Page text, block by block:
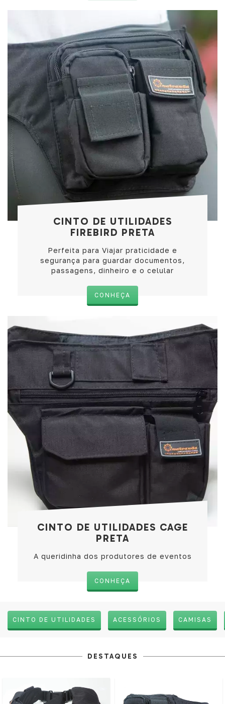
CINTO DE UTILIDADES
FIREBIRD PRETA
Perfeita para Viajar praticidade e
segurança para guardar documentos,
passagens, dinheiro e o celular
CONHEÇA
CINTO DE UTILIDADES CAGE
PRETA
A queridinha dos produtores de eventos
CONHEÇA
CINTO DE UTILIDADES ACESSÓRIOS CAMISAS
DESTAQUES